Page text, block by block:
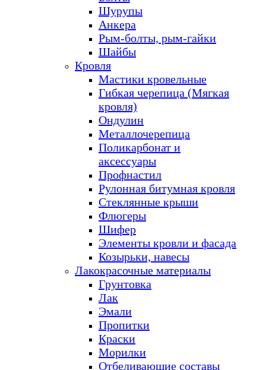
Шурупы
Анкера
Рым-болты, рым-гайки
Шайбы
Кровля
Мастики кровельные
Гибкая черепица (Мягкая
кровля)
Ондулин
Металлочерепица
Поликарбонат и
аксессуары
Профнастил
Рулонная битумная кровля
Стеклянные крыши
Флюгеры
Шифер
Элементы кровли и фасада
Козырьки, навесы
Лакокрасочные материалы
Грунтовка
Лак
Эмали
Пропитки
Краски
Морилки
Отбеливающие составы